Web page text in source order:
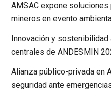
AMSAC expone
mineros en evento
Innovación y sostenibilidad
centrales de ANDESMIN
Alianza público-privada en
seguridad ante